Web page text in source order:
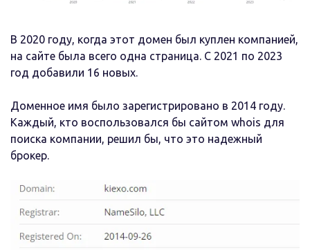
В 2020 году, когда этот домен был куплен компанией,
на сайте была всего одна страница. С 2021 по 2023
год добавили 16 новых.
Доменное имя было зарегистрировано в 2014 году.
Каждый, кто воспользовался бы сайтом whois для
поиска компании, решил бы, что это надежный
брокер.